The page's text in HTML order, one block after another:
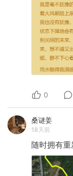
0
桑谜姜
18天前
随时拥有